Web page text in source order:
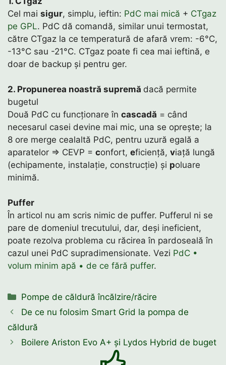
Cel mai sigur, simplu, ieftin: PdC mai mică + CTgaz
pe GPL. PdC dă comandă, similar unui termostat,
către CTgaz la ce temperatură de afară vrem: -6°C,
-13°C sau -21°C. CTgaz poate fi cea mai ieftină, e
doar de backup și pentru ger.
2. Propunerea noastră supremă dacă permite
bugetul
Două PdC cu funcționare în cascadă = când
necesarul casei devine mai mic, una se oprește; la
8 ore merge cealaltă PdC, pentru uzură egală a
aparatelor ⇒ CEVP = confort, eficiență, viață lungă
(echipamente, instalație, construcție) și poluare
minimă.
Puffer
În articol nu am scris nimic de puffer. Pufferul ni se
pare de domeniul trecutului, dar, deși ineficient,
poate rezolva problema cu răcirea în pardoseală în
cazul unei PdC supradimensionate. Vezi PdC •
volum minim apă • de ce fără puffer.
Categorii
Pompe de căldură încălzire/răcire
De ce nu folosim Smart Grid la pompa de
căldură
Boilere Ariston Evo A+ și Lydos Hybrid de buget